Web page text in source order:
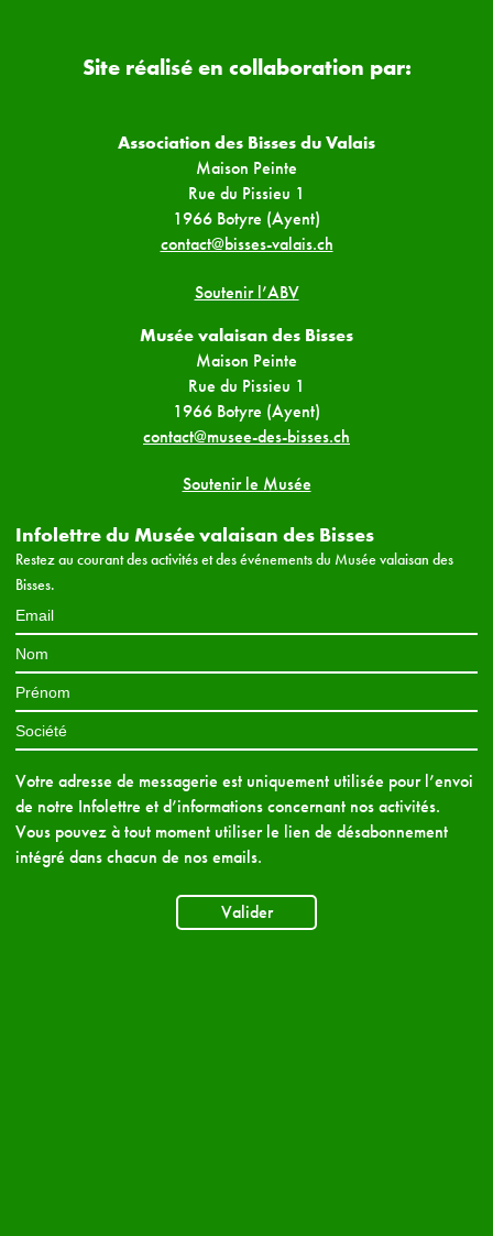
Site réalisé en collaboration par:
Association des Bisses du Valais
Maison Peinte
Rue du Pissieu 1
1966 Botyre (Ayent)
contact@bisses-valais.ch
Soutenir l’ABV
Musée valaisan des Bisses
Maison Peinte
Rue du Pissieu 1
1966 Botyre (Ayent)
contact@musee-des-bisses.ch
Soutenir le Musée
Infolettre du Musée valaisan des Bisses
Restez au courant des activités et des événements du Musée valaisan des
Bisses.
Votre adresse de messagerie est uniquement utilisée pour l’envoi
de notre Infolettre et d’informations concernant nos activités.
Vous pouvez à tout moment utiliser le lien de désabonnement
intégré dans chacun de nos emails.